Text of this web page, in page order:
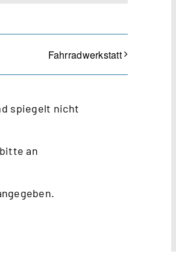
Fahrradwerkstatt
spiegelt nicht
an